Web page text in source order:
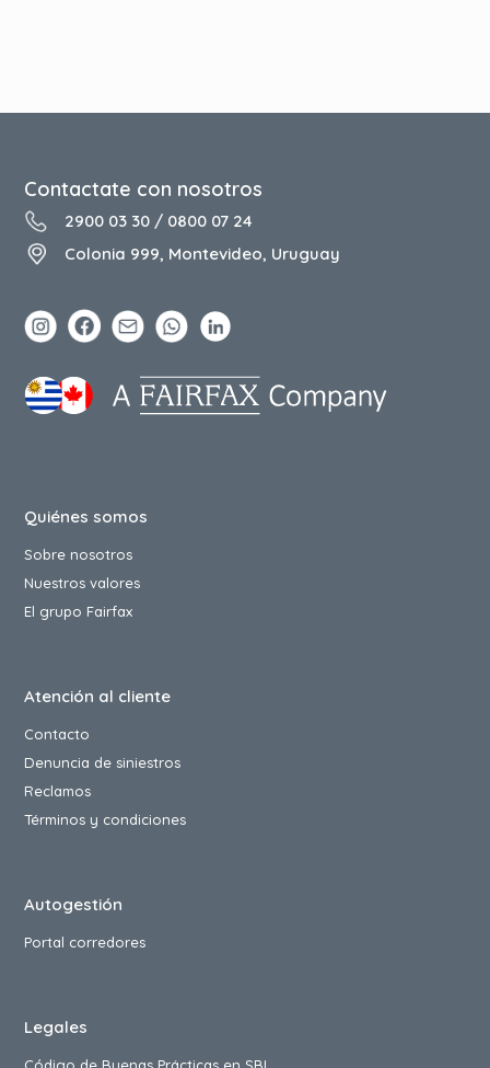
Contactate con nosotros
2900 03 30 / 0800 07 24
Colonia 999, Montevideo, Uruguay
Quiénes somos
Sobre nosotros
Nuestros valores
El grupo Fairfax
Atención al cliente
Contacto
Denuncia de siniestros
Reclamos
Términos y condiciones
Autogestión
Portal corredores
Legales